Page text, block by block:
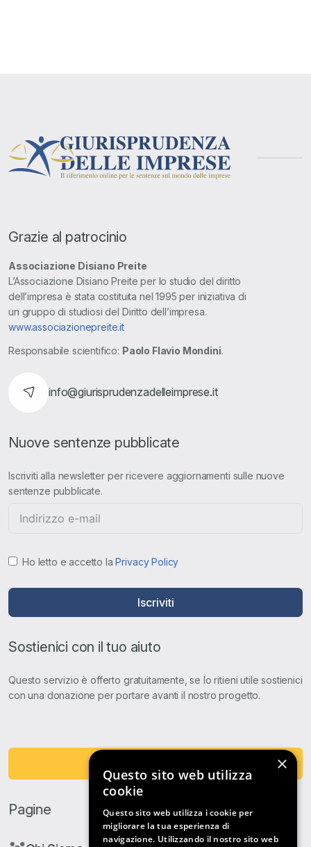
Grazie al patrocinio
Associazione Disiano Preite
L’Associazione Disiano Preite per lo studio del diritto
dell’impresa è stata costituita nel 1995 per iniziativa di
un gruppo di studiosi del Diritto dell’impresa.
www.associazionepreite.it
Responsabile scientifico: Paolo Flavio Mondini.
info@giurisprudenzadelleimprese.it
Nuove sentenze pubblicate
Iscriviti alla newsletter per ricevere aggiornamenti sulle nuove
sentenze pubblicate.
Ho letto e accetto laPrivacy Policy
Iscriviti
Sostienici con il tuo aiuto
Questo servizio è offerto gratuitamente, se lo ritieni utile sostienici
con una donazione per portare avanti il nostro progetto.
Pagine
×
Questo sito web utilizza
cookie
Questo sito web utilizza i cookie per
migliorare la tua esperienza di
navigazione. Utilizzando il nostro sito web